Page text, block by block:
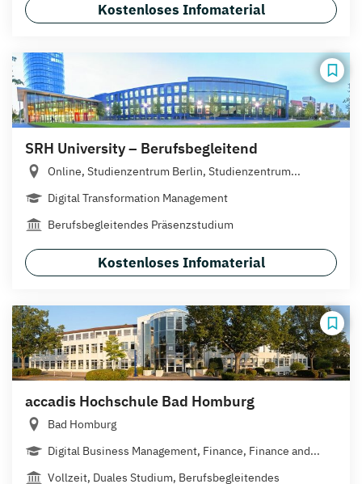
Kostenloses Infomaterial
SRH University – Berufsbegleitend
Online, Studienzentrum Berlin, Studienzentrum...
Digital Transformation Management
Berufsbegleitendes Präsenzstudium
Kostenloses Infomaterial
accadis Hochschule Bad Homburg
Bad Homburg
Digital Business Management, Finance, Finance and...
Vollzeit, Duales Studium, Berufsbegleitendes